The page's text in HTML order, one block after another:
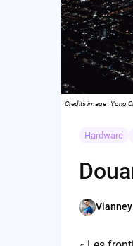
Credits image : Yong
Hardware
Posted